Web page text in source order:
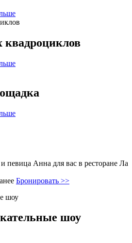
квадроциклов
певица Анна для вас в ресторане Ла
Бронировать >>
шоу
шоу